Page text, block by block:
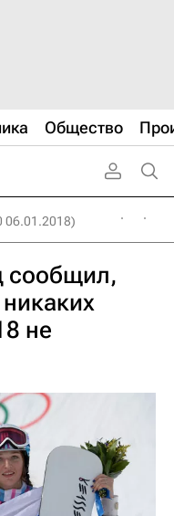
Общество
06.01.2018)
сообщил,
не